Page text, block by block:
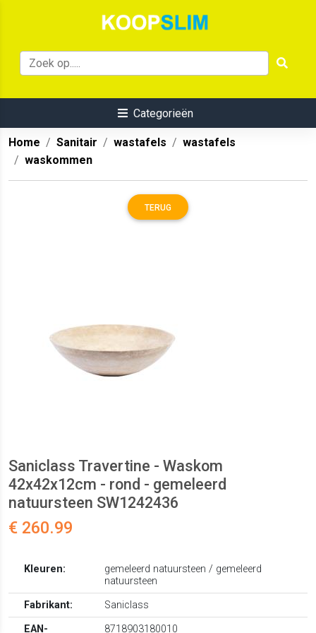
Categorieën
Home Sanitair wastafels
wastafels
waskommen
TERUG
Saniclass Travertine - Waskom
42x42x12cm - rond - gemeleerd
natuursteen SW1242436
€ 260.99
Kleuren:
gemeleerd natuursteen / gemeleerd
natuursteen
Fabrikant:
Saniclass
EAN-
8718903180010